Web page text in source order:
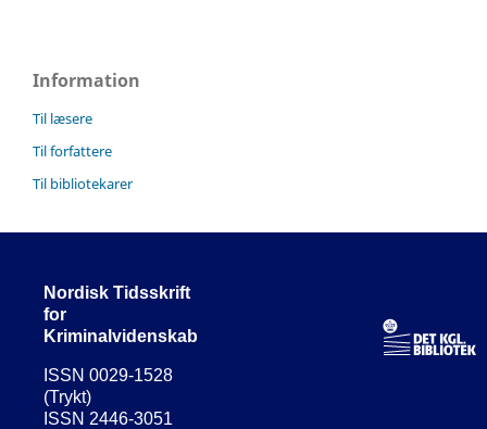
Information
Til læsere
Til forfattere
Til bibliotekarer
Nordisk Tidsskrift
for
Kriminalvidenskab
ISSN 0029-1528
(Trykt)
ISSN 2446-3051